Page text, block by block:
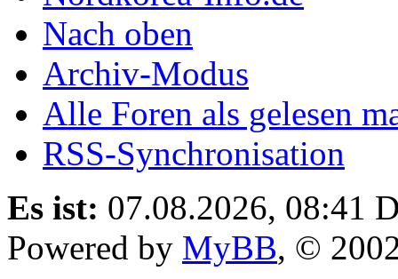
Nach oben
Archiv-Modus
Alle Foren als gelesen
RSS-Synchronisation
Es ist: 07.08.2026, 08:41
Powered by MyBB, ©